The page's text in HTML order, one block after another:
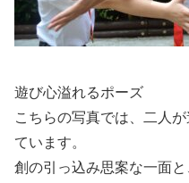
遊び心溢れるポーズ
こちらの写真では、二人
ています。
創の引っ込み思案な一面